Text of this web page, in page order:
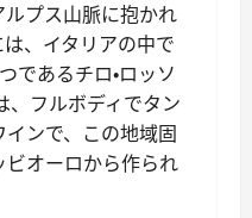
プス山脈に抱かれ
、イタリアの中で
であるチロ・ロッソ
、フルボディでタン
ンで、この地域固
オーロから作られ